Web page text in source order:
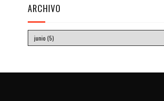
ARCHIVO